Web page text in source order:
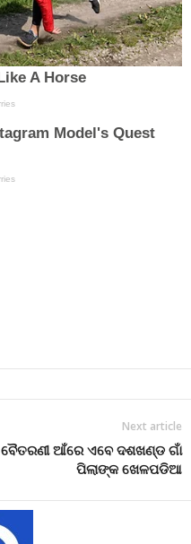
Next article
ବୈତରଣୀ ଆଁରେ ଏବେ ଦଶଖଣ୍ଡ ଗାଁ
ପିଲାଙ୍କ ଖେଳପଡିଆ